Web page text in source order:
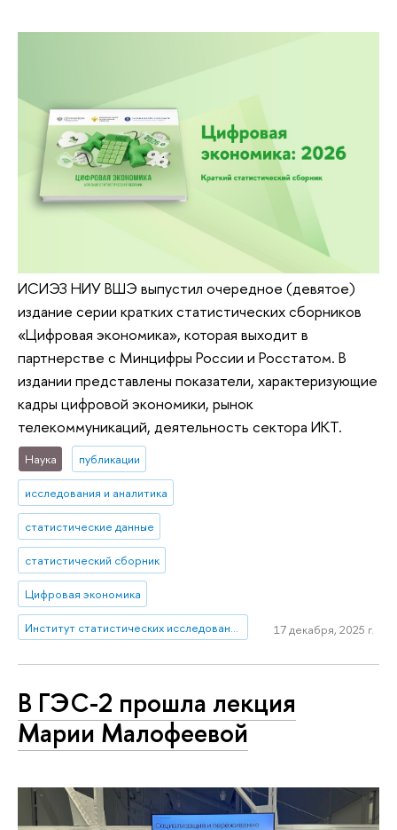
ИСИЭЗ НИУ ВШЭ выпустил очередное (девятое)
издание серии кратких статистических сборников
«Цифровая экономика», которая выходит в
партнерстве с Минцифры России и Росстатом. В
издании представлены показатели, характеризующие
кадры цифровой экономики, рынок
телекоммуникаций, деятельность сектора ИКТ.
Наука публикации
исследования и аналитика
статистические данные
статистический сборник
Цифровая экономика
17 декабря, 2025 г.
В ГЭС-2 прошла лекция
Марии Малофеевой